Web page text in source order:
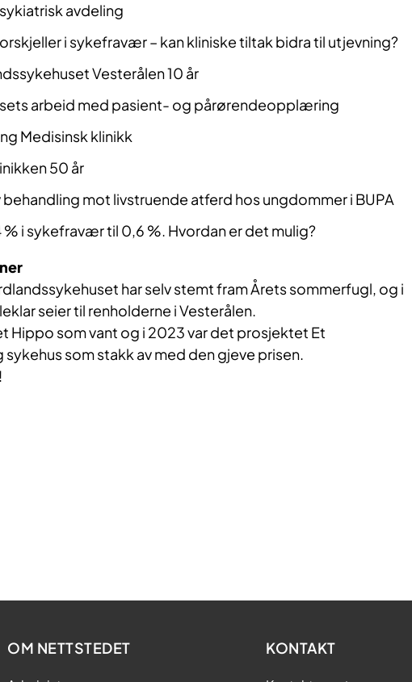
avdeling
i sykefravær – kan kliniske tiltak bidra til utjevning?
Vesterålen 10 år
arbeid med pasient- og pårørendeopplæring
Medisinsk klinikk
50 år
mot livstruende atferd hos ungdommer i BUPA
% i sykefravær til 0,6 %. Hvordan er det mulig?
har selv stemt fram Årets sommerfugl, og i
seier til renholderne i Vesterålen.
Hippo som vant og i 2023 var det prosjektet Et
sykehus som stakk av med den gjeve prisen.
OM NETTSTEDET KONTAKT